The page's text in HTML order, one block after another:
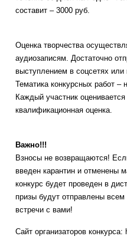
составит – 3000 руб.
Оценка творчества
аудиозаписям. Достаточно
выступлением в соцсетях
Тематика конкурсных работ –
Каждый участник
квалификационная оценка.
Важно!!!
Взносы не возвращаются!
введен карантин и отменены
конкурс будет проведен в
призы будут отправлены
встречи с вами!
Сайт организаторов